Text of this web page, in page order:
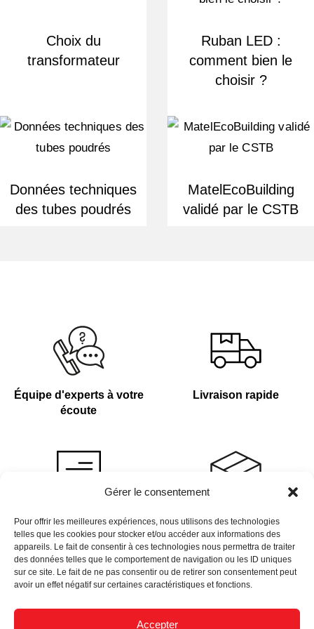
Gérer le consentement
Pour offrir les meilleures expériences, nous utilisons des technologies
telles que les cookies pour stocker et/ou accéder aux informations des
appareils. Le fait de consentir à ces technologies nous permettra de traiter
des données telles que le comportement de navigation ou les ID uniques
sur ce site. Le fait de ne pas consentir ou de retirer son consentement peut
avoir un effet négatif sur certaines caractéristiques et fonctions.
Accepter
Choix du
transformateur
Ruban LED :
comment bien le
choisir ?
Données techniques
des tubes poudrés
MatelEcoBuilding
validé par le CSTB
Équipe d'experts à votre
écoute
Livraison rapide
Devis sur demande
Plus de 4 000 références
en stock